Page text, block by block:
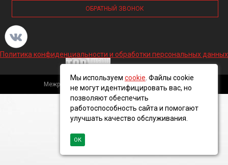
ОБРАТНЫЙ ЗВОНОК
Политика конфиденциальности и обработки персональных данных
Межрегиональная кабельная компания, 2016 ©
Мы используем cookie . Файлы cookie
не могут идентифицировать вас, но
позволяют обеспечить
работоспособность сайта и помогают
улучшать качество обслуживания.
ОК